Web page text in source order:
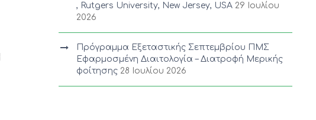
, Rutgers University, New Jersey, USA 29 Ιουλίου
2026
Πρόγραμμα Εξεταστικής Σεπτεμβρίου ΠΜΣ
Εφαρμοσμένη Διαιτολογία – Διατροφή Μερικής
φοίτησης 28 Ιουλίου 2026